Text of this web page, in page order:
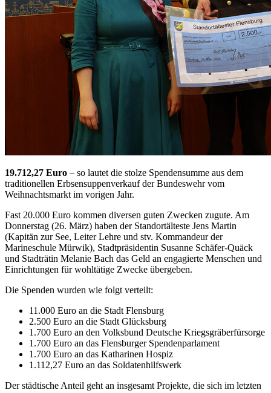
19.712,27 Euro – so lautet die stolze Spendensumme aus dem
traditionellen Erbsensuppenverkauf der Bundeswehr vom
Weihnachtsmarkt im vorigen Jahr.
Fast 20.000 Euro kommen diversen guten Zwecken zugute. Am
Donnerstag (26. März) haben der Standortälteste Jens Martin
(Kapitän zur See, Leiter Lehre und stv. Kommandeur der
Marineschule Mürwik), Stadtpräsidentin Susanne Schäfer-Quäck
und Stadträtin Melanie Bach das Geld an engagierte Menschen und
Einrichtungen für wohltätige Zwecke übergeben.
Die Spenden wurden wie folgt verteilt:
11.000 Euro an die Stadt Flensburg
2.500 Euro an die Stadt Glücksburg
1.700 Euro an den Volksbund Deutsche Kriegsgräberfürsorge
1.700 Euro an das Flensburger Spendenparlament
1.700 Euro an das Katharinen Hospiz
1.112,27 Euro an das Soldatenhilfswerk
Der städtische Anteil geht an insgesamt Projekte, die sich im letzten